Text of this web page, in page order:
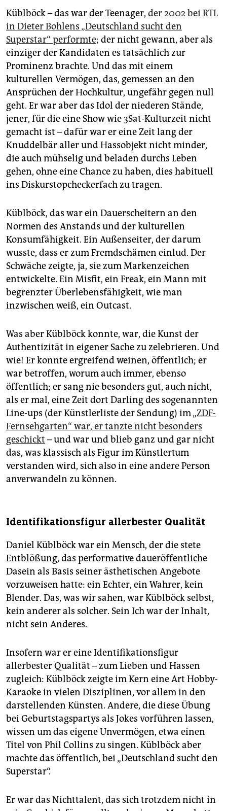
Küblböck – das war der Teenager, der 2002 bei RTL
in Dieter Bohlens „Deutschland sucht den
Superstar“ performte; der nicht gewann, aber als
einziger der Kandidaten es tatsächlich zur
Prominenz brachte. Und das mit einem
kulturellen Vermögen, das, gemessen an den
Ansprüchen der Hochkultur, ungefähr gegen null
geht. Er war aber das Idol der niederen Stände,
jener, für die eine Show wie 3Sat-Kulturzeit nicht
gemacht ist – dafür war er eine Zeit lang der
Knuddelbär aller und Hassobjekt nicht minder,
die auch mühselig und beladen durchs Leben
gehen, ohne eine Chance zu haben, dies habituell
ins Diskurstopcheckerfach zu tragen.
Küblböck, das war ein Dauerscheitern an den
Normen des Anstands und der kulturellen
Konsumfähigkeit. Ein Außenseiter, der darum
wusste, dass er zum Fremdschämen einlud. Der
Schwäche zeigte, ja, sie zum Markenzeichen
entwickelte. Ein Misfit, ein Freak, ein Mann mit
begrenzter Überlebensfähigkeit, wie man
inzwischen weiß, ein Outcast.
Was aber Küblböck konnte, war, die Kunst der
Authentizität in eigener Sache zu zelebrieren. Und
wie! Er konnte ergreifend weinen, öffentlich; er
war betroffen, worum auch immer, ebenso
öffentlich; er sang nie besonders gut, auch nicht,
als er mal, eine Zeit dort Darling des sogenannten
Line-ups (der Künstlerliste der Sendung) im„ZDF-
Fernsehgarten“ war, er tanzte nicht besonders
geschickt – und war und blieb ganz und gar nicht
das, was klassisch als Figur im Künstlertum
verstanden wird, sich also in eine andere Person
anverwandeln zu können.
Identifikationsfigur allerbester Qualität
Daniel Küblböck war ein Mensch, der die stete
Entblößung, das performative daueröffentliche
Dasein als Basis seiner ästhetischen Angebote
vorzuweisen hatte: ein Echter, ein Wahrer, kein
Blender. Das, was wir sahen, war Küblböck selbst,
kein anderer als solcher. Sein Ich war der Inhalt,
nicht sein Anderes.
Insofern war er eine Identifikationsfigur
allerbester Qualität – zum Lieben und Hassen
zugleich: Küblböck zeigte im Kern eine Art Hobby-
Karaoke in vielen Disziplinen, vor allem in den
darstellenden Künsten. Andere, die diese Übung
bei Geburtstagspartys als Jokes vorführen lassen,
wissen um das eigene Unvermögen, etwa einen
Titel von Phil Collins zu singen. Küblböck aber
machte das öffentlich, bei „Deutschland sucht den
Superstar“.
Er war das Nichttalent, das sich trotzdem nicht in